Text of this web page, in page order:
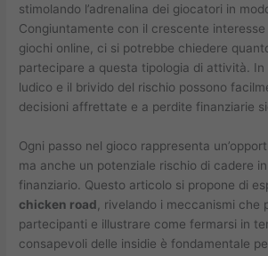
stimolando l’adrenalina dei giocatori in
Congiuntamente con il crescente
giochi online, ci si potrebbe chiedere
partecipare a questa tipologia di attività. In
ludico e il brivido del rischio possono
decisioni affrettate e a perdite finanziarie
Ogni passo nel gioco rappresenta
ma anche un potenziale rischio di cadere
finanziario. Questo articolo si propone di
chicken road , rivelando i meccanismi che
partecipanti e illustrare come fermarsi in
consapevoli delle insidie è fondamentale